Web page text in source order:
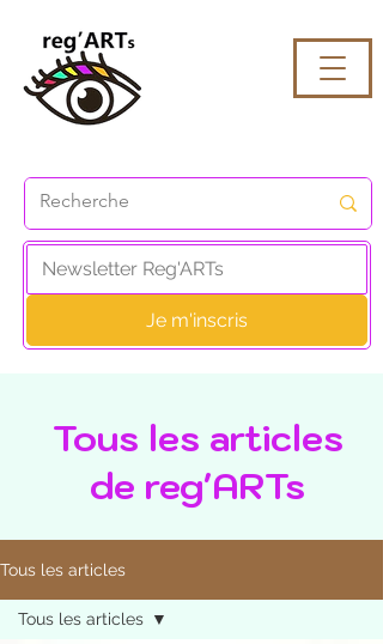
Je m'inscris
Tous les articles
de reg'ARTs
Tous les articles
Tous les articles